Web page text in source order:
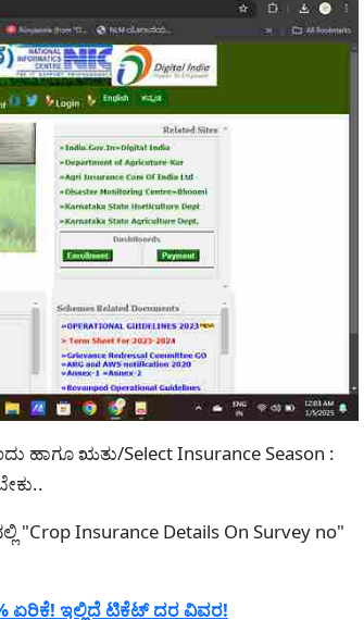
ಹಾಗೂ ಋತು/Select Insurance Season :
"Crop Insurance Details On Survey no"
ಏರಿಕೆ! ಇಲ್ಲಿದೆ ಟಿಕೆಟ್ ದರ ವಿವರ!